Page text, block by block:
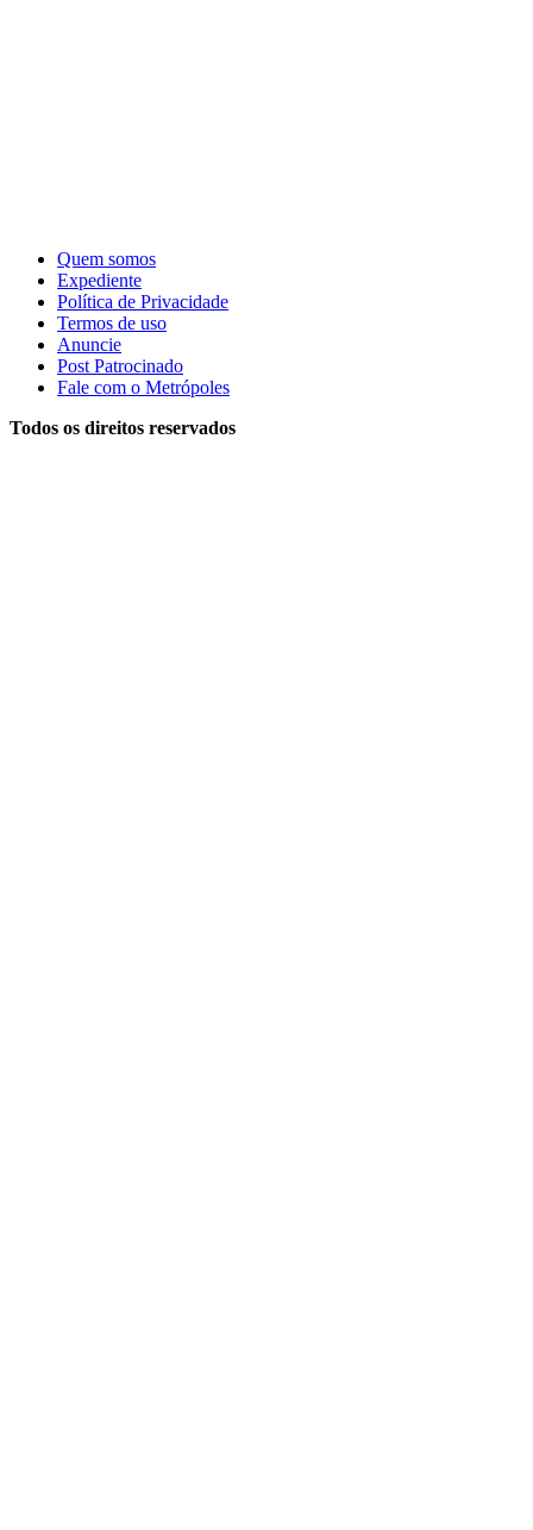
Quem somos
Expediente
Política de Privacidade
Termos de uso
Anuncie
Post Patrocinado
Fale com o Metrópoles
Todos os direitos reservados